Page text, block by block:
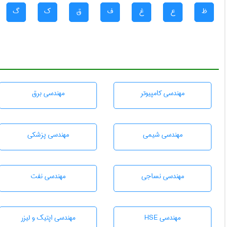
ظ ع غ ف ق ک گ
مهندسی كامپيوتر مهندسی برق
مهندسي شيمی مهندسی پزشکی
مهندسي نساجی مهندسی نفت
مهندسی HSE مهندسی اپتیک و لیزر